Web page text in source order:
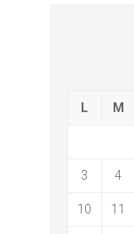
L M
3 4
10 11